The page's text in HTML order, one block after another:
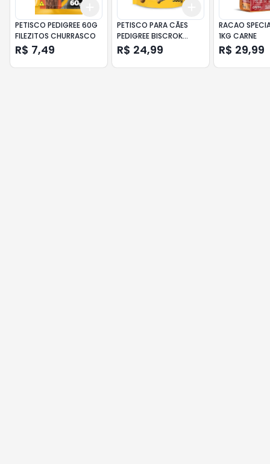
+10
Add
PETISCO PEDIGREE 60G
FILEZITOS CHURRASCO
R$ 7,49
+10
Add
PETISCO PARA CÃES
PEDIGREE BISCROK
FILHOTES 300GR
R$ 24,99
RACAO
1KG CARNE
R$ 29,99